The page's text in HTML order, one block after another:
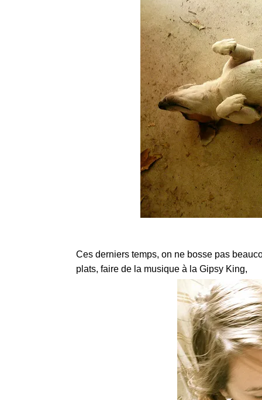
Ces derniers temps, on ne bosse pas
plats, faire de la musique à la Gipsy King,